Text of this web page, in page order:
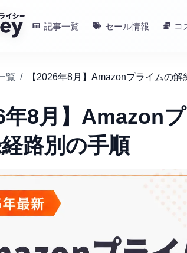
記事一覧 セール情報 コ
覧 / 【2026年8月】Amazonプライムの
年8月】Amazon
路別の手順